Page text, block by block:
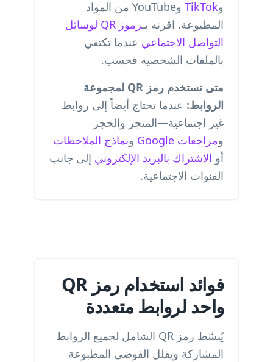
وTikTok
وYouTube من المواد
المطبوعة. اقرنه بـ
رموز QR لوسائل
التواصل الاجتماعي عندما تكتفي
بالملفات الشخصية فحسب.
متى تستخدم رمز QR لمجموعة
الروابط: عندما تحتاج أيضاً إلى روابط
غير اجتماعية—المتجر والحجز
ومراجعات Google ونماذج الملاحظات
أو الاشتراك بالبريد الإلكتروني إلى جانب
القنوات الاجتماعية.
فوائد استخدام رمز QR
واحد لروابط متعددة
يُبسّط رمز QR الشامل لجميع الروابط
المشاركة ويقلل الفوضى المطبوعة